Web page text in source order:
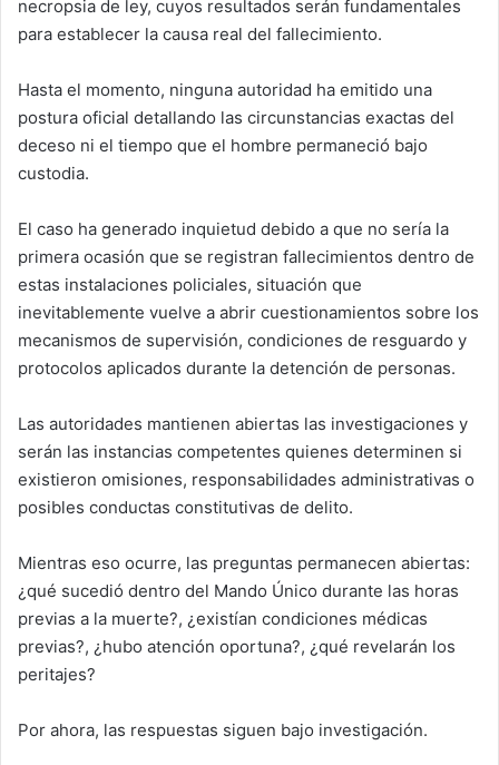
necropsia de ley, cuyos resultados serán fundamentales
para establecer la causa real del fallecimiento.
Hasta el momento, ninguna autoridad ha emitido una
postura oficial detallando las circunstancias exactas del
deceso ni el tiempo que el hombre permaneció bajo
custodia.
El caso ha generado inquietud debido a que no sería la
primera ocasión que se registran fallecimientos dentro de
estas instalaciones policiales, situación que
inevitablemente vuelve a abrir cuestionamientos sobre los
mecanismos de supervisión, condiciones de resguardo y
protocolos aplicados durante la detención de personas.
Las autoridades mantienen abiertas las investigaciones y
serán las instancias competentes quienes determinen si
existieron omisiones, responsabilidades administrativas o
posibles conductas constitutivas de delito.
Mientras eso ocurre, las preguntas permanecen abiertas:
¿qué sucedió dentro del Mando Único durante las horas
previas a la muerte?, ¿existían condiciones médicas
previas?, ¿hubo atención oportuna?, ¿qué revelarán los
peritajes?
Por ahora, las respuestas siguen bajo investigación.